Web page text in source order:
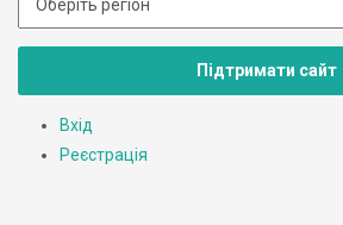
Підтримати сайт
Вхід
Реєстрація